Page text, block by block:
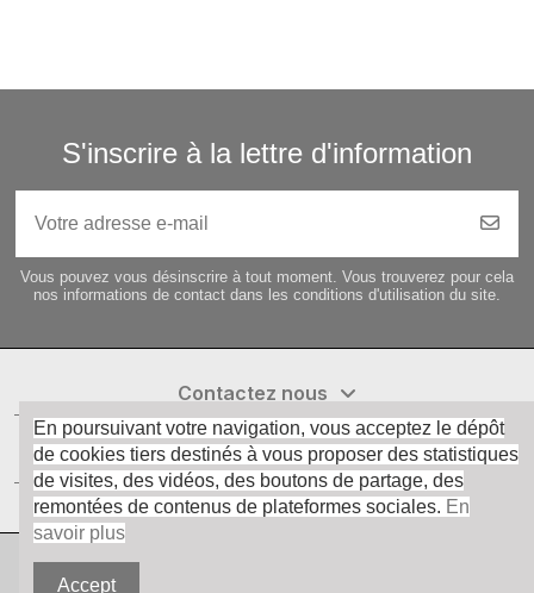
S'inscrire à la lettre d'information
Vous pouvez vous désinscrire à tout moment. Vous trouverez pour cela
nos informations de contact dans les conditions d'utilisation du site.
Contactez nous
informations
En poursuivant votre navigation, vous acceptez le dépôt
de cookies tiers destinés à vous proposer des statistiques
de visites, des vidéos, des boutons de partage, des
remontées de contenus de plateformes sociales. En
savoir plus
Accept